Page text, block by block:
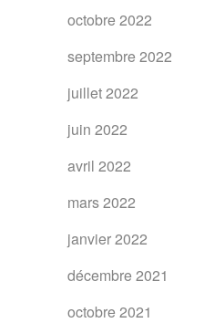
octobre 2022
septembre 2022
juillet 2022
juin 2022
avril 2022
mars 2022
janvier 2022
décembre 2021
octobre 2021